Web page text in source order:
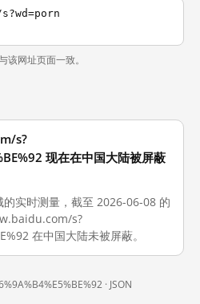
该网址页面一致。
s?
现在在中国大陆被屏蔽
实时测量，截至 2026-06-08 的
s?
在中国大陆未被屏蔽。
· JSON